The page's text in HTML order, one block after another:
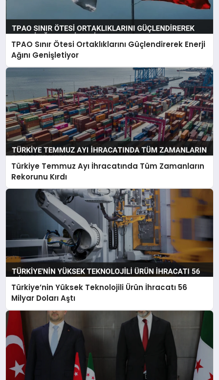
TPAO Sınır Ötesi Ortaklıklarını Güçlendirerek Enerji
Ağını Genişletiyor
Türkiye Temmuz Ayı İhracatında Tüm Zamanların
Rekorunu Kırdı
Türkiye’nin Yüksek Teknolojili Ürün İhracatı 56
Milyar Doları Aştı